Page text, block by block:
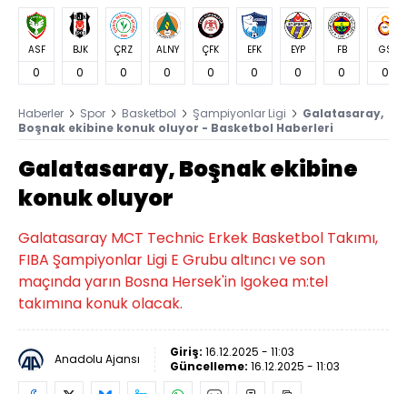
ASF
0
BJK
0
ÇRZ
0
ALNY
0
ÇFK
0
EFK
0
EYP
0
FB
0
GS
0
Haberler Spor Basketbol Şampiyonlar Ligi
Galatasaray,
Boşnak ekibine konuk oluyor - Basketbol Haberleri
Galatasaray, Boşnak ekibine
konuk oluyor
Galatasaray MCT Technic Erkek Basketbol Takımı,
FIBA Şampiyonlar Ligi E Grubu altıncı ve son
maçında yarın Bosna Hersek'in Igokea m:tel
takımına konuk olacak.
Anadolu Ajansı Giriş: 16.12.2025 - 11:03
Güncelleme: 16.12.2025 - 11:03